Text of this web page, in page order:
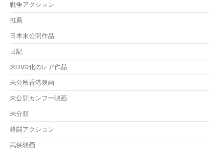
戦争アクション
推薦
日本未公開作品
日記
未DVD化のレア作品
未公秋香港映画
未公開カンフー映画
未分類
格闘アクション
武侠映画